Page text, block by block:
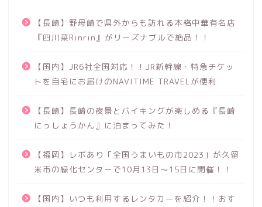
【長崎】野母崎で県外からも訪れる本格中華有名店
『四川菜Rinrin』がリーズナブルで絶品！！
【国内】JR6社全国対応！！JR新幹線・特急チケッ
トを自宅にお届けのNAVITIME TRAVELが便利
【長崎】長崎の夜景とバイキングが楽しめる『長崎
にっしょうかん』に泊まってみた！
【福岡】レポあり「全国うまいもの市2023」が久留
米市の緑化センターで10月13日～15日に開催！！
【国内】いつも利用するレンタカーを紹介！！おす